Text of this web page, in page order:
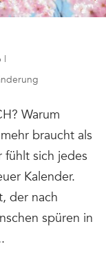
|
Warum
braucht als
fühlt sich jedes
Kalender.
der nach
spüren in